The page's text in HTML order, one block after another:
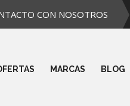
CON NOSOTROS
MARCAS BLOG